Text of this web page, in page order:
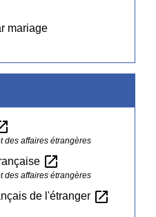
mariage
des affaires étrangères
open_in_new
des affaires étrangères
de l'étranger open_in_new